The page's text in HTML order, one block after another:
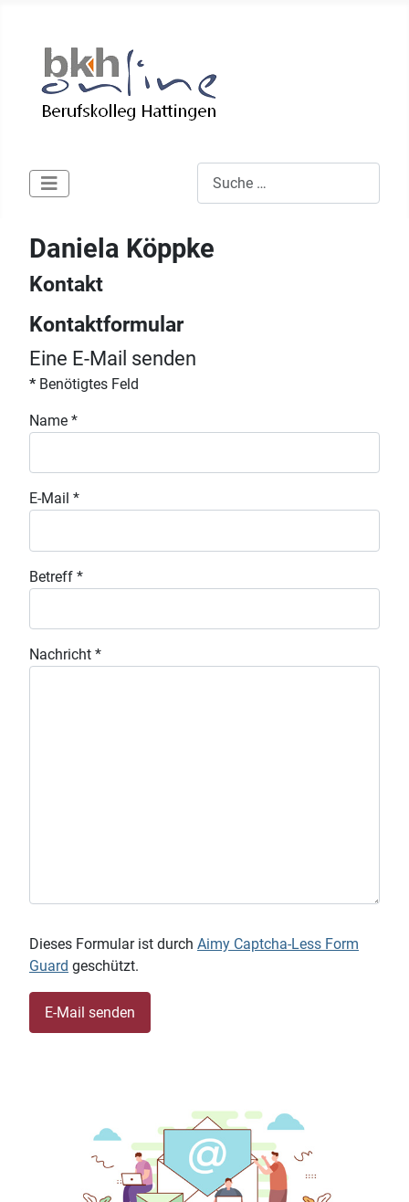
Daniela Köppke
Kontakt
Kontaktformular
Eine E-Mail senden
* Benötigtes Feld
Name *
E-Mail *
Betreff *
Nachricht *
Dieses Formular ist durch Aimy Captcha-Less Form
Guard geschützt.
E-Mail senden